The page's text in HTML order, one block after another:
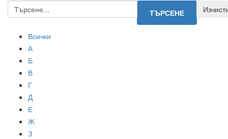
Всички
А
Б
В
Г
Д
Е
Ж
З